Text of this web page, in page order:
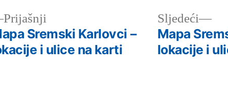
PrijašnjiПретходни
чланак:
Sremski Karlovci –
i ulice na karti
Sljedeći
Mapa
lokacije i